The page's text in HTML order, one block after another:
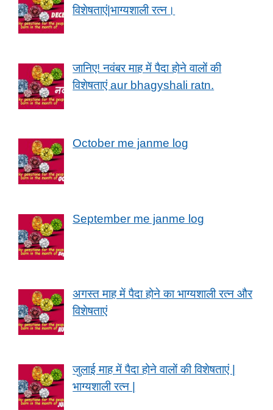
विशेषताएं|भाग्यशाली रत्न।
जानिए! नवंबर माह में पैदा होने वालों की
विशेषताएं aur bhagyshali ratn.
October me janme log
September me janme log
अगस्त माह में पैदा होने का भाग्यशाली रत्न और
विशेषताएं
जुलाई माह में पैदा होने वालों की विशेषताएं |
भाग्यशाली रत्न |